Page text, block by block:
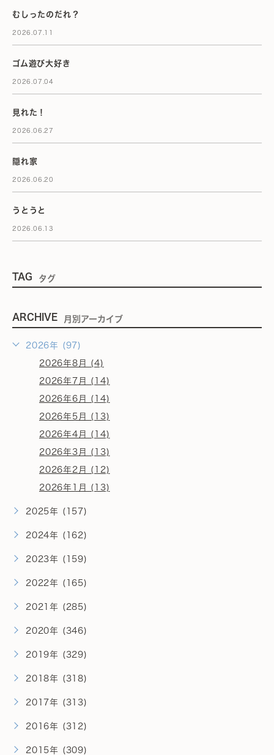
むしったのだれ？
2026.07.11
ゴム遊び大好き
2026.07.04
見れた！
2026.06.27
隠れ家
2026.06.20
うとうと
2026.06.13
TAG タグ
ARCHIVE 月別アーカイブ
2026年 (97)
2026年8月 (4)
2026年7月 (14)
2026年6月 (14)
2026年5月 (13)
2026年4月 (14)
2026年3月 (13)
2026年2月 (12)
2026年1月 (13)
2025年 (157)
2024年 (162)
2023年 (159)
2022年 (165)
2021年 (285)
2020年 (346)
2019年 (329)
2018年 (318)
2017年 (313)
2016年 (312)
2015年 (309)